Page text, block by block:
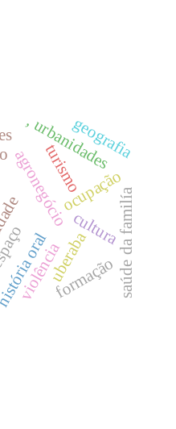
agronegócio
uberaba
ocupação
oralformaçãosaúde da familía
turismo
, urbanidades
geografia
violência
cultura